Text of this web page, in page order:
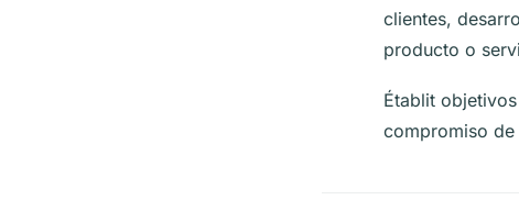
clientes,
producto o
Établit
compromiso